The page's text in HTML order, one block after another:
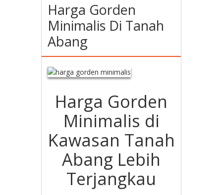
Harga Gorden
Minimalis Di Tanah
Abang
Harga Gorden
Minimalis di
Kawasan Tanah
Abang Lebih
Terjangkau